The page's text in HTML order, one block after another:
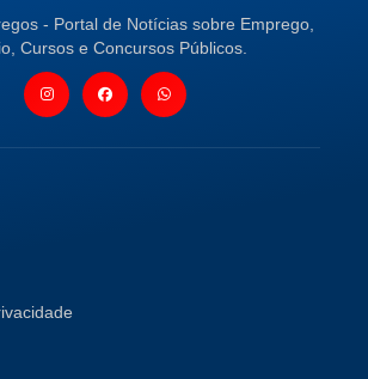
- Portal de Notícias sobre Emprego,
Cursos e Concursos Públicos.